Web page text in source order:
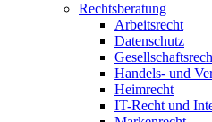
Rechtsberatung
Arbeitsrecht
Datenschutz
Handels- und
Heimrecht
IT-Recht und